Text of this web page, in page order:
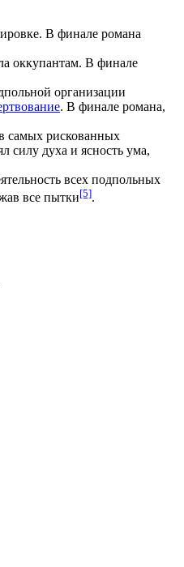
В финале романа
оккупантам. В финале
организации
. В финале романа,
самых рискованных
силу духа и ясность ума,
всех подпольных
все пытки[5].